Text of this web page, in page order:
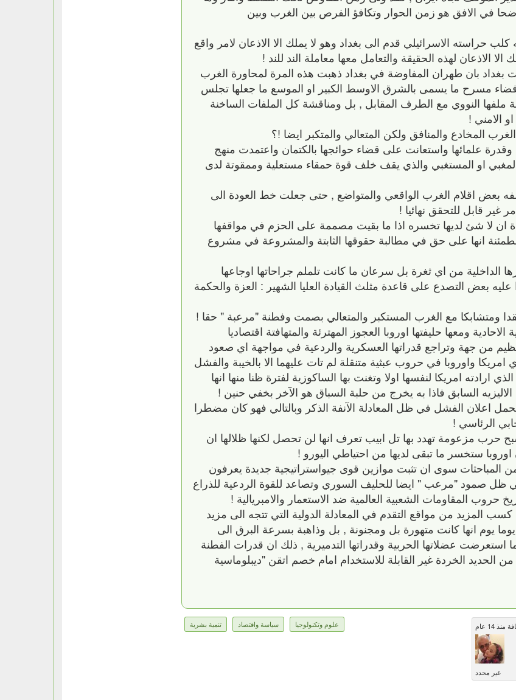
في الافق هو زمن الحوار وتكافؤ الفرص بين الغرب وبين
حراسته الاسرائيلي قدم الى بغداد وهو لا يملك الا الاذعان لامر واقع
الا الاذعان لهذه الحقيقة والتعامل معها معاملة الند للند !
بغداد بان طهران المفاوضة في بغداد ذهبت هذه المرة لمحاورة الغرب
مسرح ما يسمى بالشرق الاوسط الكبير او الموسع ما جعلها تجلس
النووي مع الطرف المقابل , بل ومناقشة كل الملفات الساخنة
الامني !
المخادع والمنافق ولكن المتعالي والمتكبر ايضا !؟
علمائها واستعانت على قضاء حوائجها بالكتمان واعتمدت منهج
او المستغبي والذي يقف خلف قوة حمقاء مستعلية وممقوتة لدى
اقلام الغرب الواقعي والمتواضع , حتى جعلت خط العودة الى
غير قابل للتحقق نهائيا !
ان لا شئ لديها تخسره اذا ما بقيت مصممة على الحزم في مواقفها
انها على حق في مطالبة حقوقها الثابتة والمشروعة في مشروع
من اي ثغرة بل سرعان ما كانت تلملم جراحاتها اوجاعها
عليه بعض التصدع على قاعدة مثلث القيادة العليا الشهير : العزة والحكمة
ومتشابكا مع الغرب المستكبر والمتعالي بصمت وفطنة "مرعبة " حقا !
ومعها حليفتها اوروبا العجوز المهترئة والمتهافتة اقتصاديا
من جهة وتراجع قدراتها العسكرية والردعية في مواجهة اي صعود
واوروبا في حروب عبثية متنقلة لم تات عليهما الا بالخيبة والفشل
ارادته امريكا لنفسها اولا وتغنت بها الساكوزية لفترة ظنا منها انها
السابق فاذا به يخرج من حلبة السباق هو الآخر بخفي حنين !
اعلان الفشل في ظل المعادلة الآنفة الذكر وبالتالي فهو كان مضطرا
الرئاسي !
حرب مزعومة تهدد بها تل ابيب تعرف انها لن تحصل لكنها ظلالها ان
ستخسر ما تبقى لديها من احتياطي اليورو !
المباحثات سوى ان تثبت موازين قوى جيواستراتيجية جديدة يعرفون
صمود "مرعب " ايضا للحليف السوري وتصاعد للقوة الردعية للذراع
حروب المقاومات الشعبية العالمية ضد الاستعمار والامبريالية !
المزيد من مواقع التقدم في المعادلة الدولية التي تتجه الى مزيد
يوم انها كانت متهورة بل ومجنونة , بل وذاهبة بسرعة البرق الى
استعرضت عضلاتها الحربية وقدراتها التدميرية , ذلك ان قدرات الفطنة
الحديد الخردة غير القابلة للاستخدام امام خصم اتقن "ديبلوماسية
علوم وتكنولوجيا سياسة واقتصاد تنمية بشرية
منذ 14 عام
غير محدد